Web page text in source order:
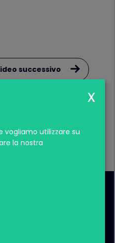
successivo
utilizzare su
la nostra